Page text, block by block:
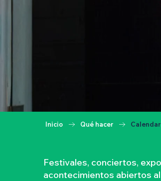
Inicio Qué hacer
Festivales, conciertos,
acontecimientos abiertos